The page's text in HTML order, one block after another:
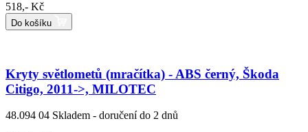
518,- Kč
Do košíku
Kryty světlometů (mračítka) - ABS černý, Škoda
Citigo, 2011->, MILOTEC
48.094 04 Skladem - doručení do 2 dnů